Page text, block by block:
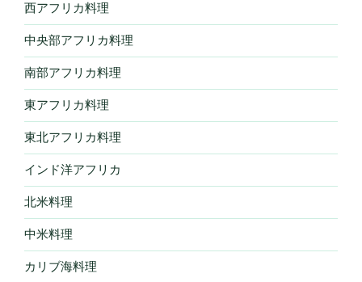
西アフリカ料理
中央部アフリカ料理
南部アフリカ料理
東アフリカ料理
東北アフリカ料理
インド洋アフリカ
北米料理
中米料理
カリブ海料理